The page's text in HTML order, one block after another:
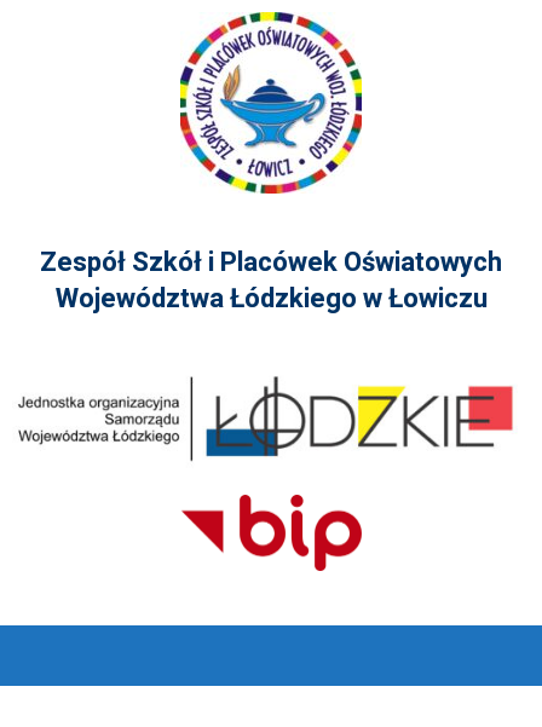
Zespół Szkół i Placówek Oświatowych
Województwa Łódzkiego w Łowiczu